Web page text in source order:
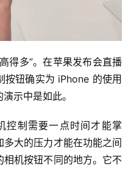
得多”。在苹果发布会直播
按钮确实为 iPhone 的使用
示中是如此。
控制需要一点时间才能掌
大的压力才能在功能之间
机按钮不同的地方。它不